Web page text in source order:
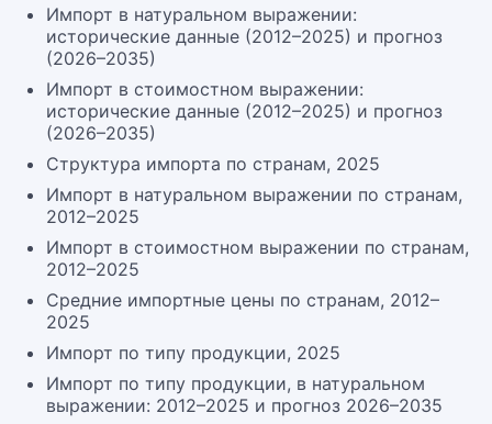
Импорт в натуральном выражении:
исторические данные (2012–2025) и прогноз
(2026–2035)
Импорт в стоимостном выражении:
исторические данные (2012–2025) и прогноз
(2026–2035)
Структура импорта по странам, 2025
Импорт в натуральном выражении по странам,
2012–2025
Импорт в стоимостном выражении по странам,
2012–2025
Средние импортные цены по странам, 2012–
2025
Импорт по типу продукции, 2025
Импорт по типу продукции, в натуральном
выражении: 2012–2025 и прогноз 2026–2035